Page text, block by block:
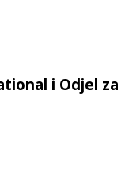
i Odjel za